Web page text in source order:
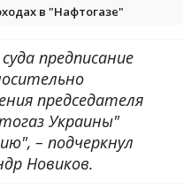
в "Нафтогазе"
предписание
председателя
Украины"
– подчеркнул
Новиков.